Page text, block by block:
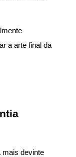
a arte final da
mais devinte